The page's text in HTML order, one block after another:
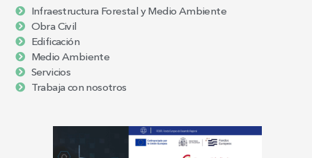
Infraestructura Forestal y Medio Ambiente
Obra Civil
Edificación
Medio Ambiente
Servicios
Trabaja con nosotros